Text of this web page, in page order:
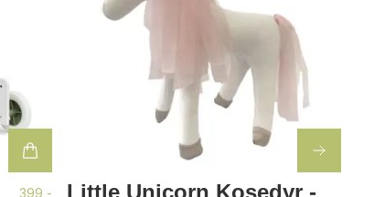
399,-
Little Unicorn Kosedyr -